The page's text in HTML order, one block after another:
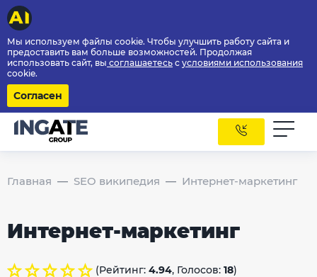
Мы используем файлы cookie. Чтобы улучшить работу сайта и
предоставить вам больше возможностей. Продолжая
использовать сайт, вы соглашаетесь с условиями использования
cookie.
Согласен
Главная SEO википедия Интернет-маркетинг
Интернет-маркетинг
(Рейтинг: 4.94, Голосов: 18)